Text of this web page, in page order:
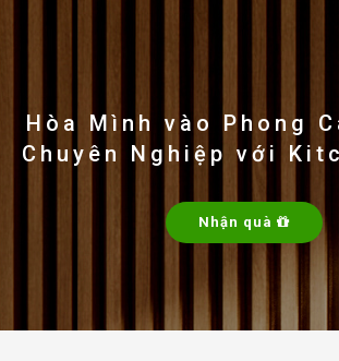
nghiệp không chỉ về sản phẩm mà
và lắp đặt phù hợp với không gian
Giao hàng và lắp đặt tận nhà:Dịch
nhanh chóng, đảm bảo sản phẩm đến
tình trạng tốt nhất. Lắp đặt tận nơi
thuật viên chuyên nghiệp, giúp bạn có
sản phẩm ngay lập tức.
Bảo hành lâu dài:Kieler KL-
Hòa Mình vào Phong
Chuyên Nghiệp với
Nhận quà